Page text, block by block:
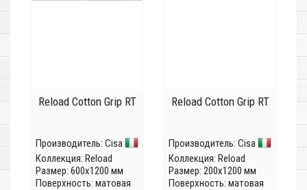
Reload Cotton Grip RT
Производитель: Cisa
Коллекция: Reload
Размер: 600x1200 мм
Поверхность: матовая
Reload Cotton Grip RT
Производитель: Cisa
Коллекция: Reload
Размер: 200x1200 мм
Поверхность: матовая